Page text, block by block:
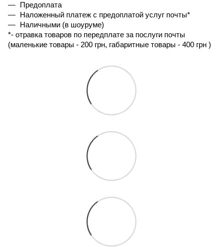
Предоплата
Наложенный платеж с предоплатой услуг почты*
Наличными (в шоуруме)
*- отравка товаров по передплате за послуги почты
(маленькие товары - 200 грн, габаритные товары - 400 грн )